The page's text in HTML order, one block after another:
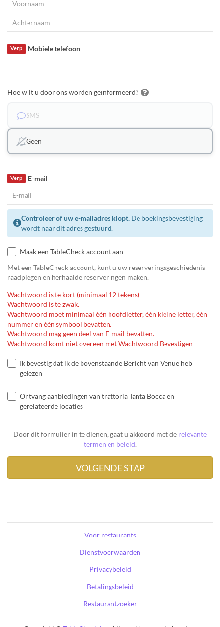
Mobiele telefoon
Verp
Hoe wilt u door ons worden geïnformeerd?
SMS
Geen
E-mail
Verp
Controleer of uw e-mailadres klopt. De boekingsbevestiging
wordt naar dit adres gestuurd.
Maak een TableCheck account aan
Met een TableCheck account, kunt u uw reserveringsgeschiedenis
raadplegen en herhaalde reserveringen maken.
Wachtwoord is te kort (minimaal 12 tekens)
Wachtwoord is te zwak.
Wachtwoord moet minimaal één hoofdletter, één kleine letter, één
nummer en één symbool bevatten.
Wachtwoord mag geen deel van E-mail bevatten.
Wachtwoord komt niet overeen met Wachtwoord Bevestigen
Ik bevestig dat ik de bovenstaande Bericht van Venue heb
gelezen
Ontvang aanbiedingen van trattoria Tanta Bocca en
gerelateerde locaties
Door dit formulier in te dienen, gaat u akkoord met de relevante
termen en beleid.
Voor restaurants
Dienstvoorwaarden
Privacybeleid
Betalingsbeleid
Restaurantzoeker